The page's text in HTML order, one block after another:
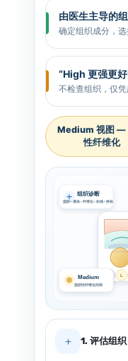
由医生主导的
确定组织成分，选
“High 更强更
不检查组织，仅凭
Medium 视图 —
性纤维化
组织诊断
脂肪 • 液体 • 纤维化 • 松弛 • 肿块
L
Medium
脂肪性纤维化结构
＋ 1. 评估组织